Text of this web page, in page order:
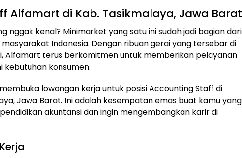
Alfamart di Kab. Tasikmalaya, Jawa Barat
nggak kenal? Minimarket yang satu ini sudah jadi bagian dari
Indonesia. Dengan ribuan gerai yang tersebar di
Alfamart terus berkomitmen untuk memberikan pelayanan
kebutuhan konsumen.
lowongan kerja untuk posisi Accounting Staff di
Jawa Barat. Ini adalah kesempatan emas buat kamu yang
akuntansi dan ingin mengembangkan karir di